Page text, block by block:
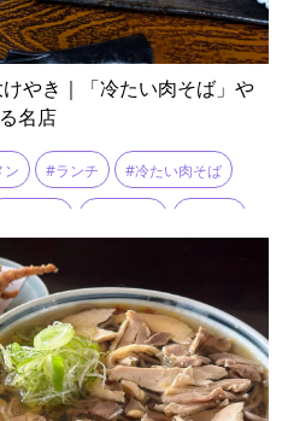
けやき｜「冷たい肉そば」や
名店
ン #ランチ #冷たい肉そば